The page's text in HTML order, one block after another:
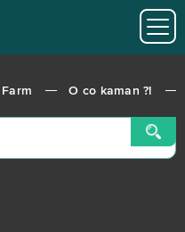
Farm O co kaman ?!